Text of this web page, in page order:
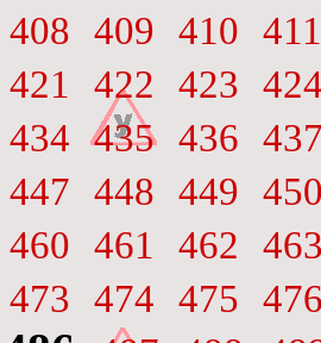
408 409 410 411
421 422 423
434 435 436
447 448 449
460 461 462
473 474 475